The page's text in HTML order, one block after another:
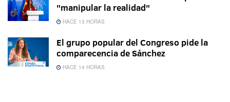
"manipular la realidad"
HACE 13 HORAS
El grupo popular del Congreso pide la
comparecencia de Sánchez
HACE 14 HORAS